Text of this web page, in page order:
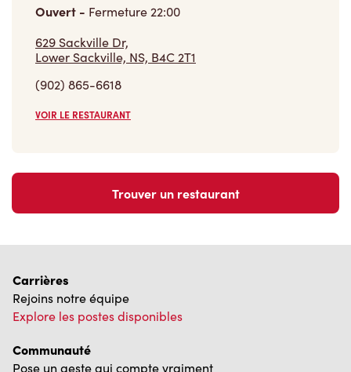
Ouvert - Fermeture22:00
629 Sackville Dr,
Lower Sackville, NS, B4C 2T1
(902) 865-6618
VOIR LE RESTAURANT
Trouver un restaurant
Carrières
Rejoins notre équipe
Explore les postes disponibles
Communauté
Pose un geste qui compte vraiment